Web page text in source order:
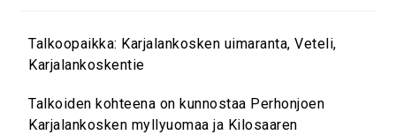
Talkoopaikka: Karjalankosken uimaranta, Veteli,
Karjalankoskentie
Talkoiden kohteena on kunnostaa Perhonjoen
Karjalankosken myllyuomaa ja Kilosaaren